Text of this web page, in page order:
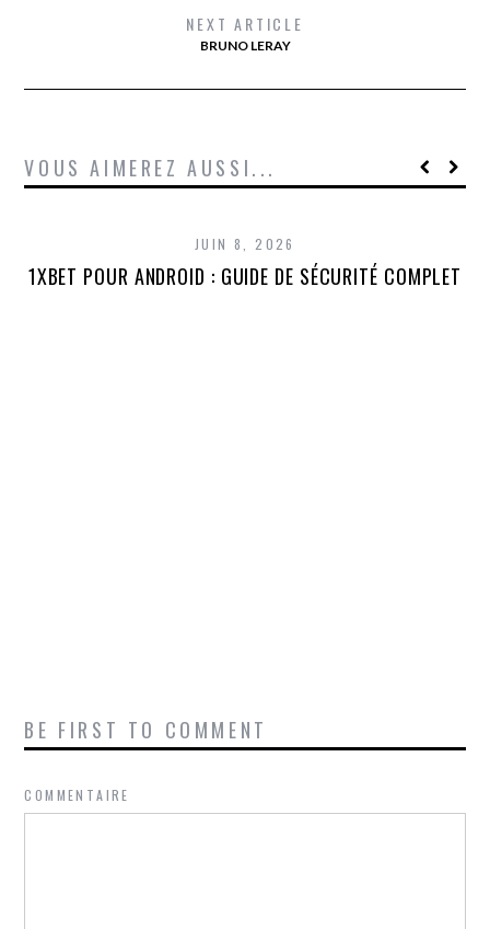
NEXT ARTICLE
BRUNO LERAY
VOUS AIMEREZ AUSSI...
JUIN 8, 2026
1XBET POUR ANDROID : GUIDE DE SÉCURITÉ COMPLET
BE FIRST TO COMMENT
COMMENTAIRE